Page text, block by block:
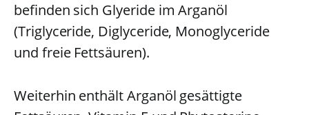
befinden sich Glyeride im Arganöl
(Triglyceride, Diglyceride, Monoglyceride
und freie Fettsäuren).
Weiterhin enthält Arganöl gesättigte